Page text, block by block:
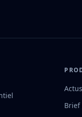
Actus